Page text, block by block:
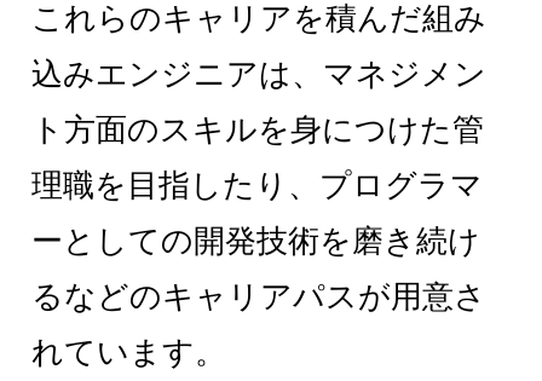
これらのキャリアを積んだ組み
込みエンジニアは、マネジメン
ト方面のスキルを身につけた管
理職を目指したり、プログラマ
ーとしての開発技術を磨き続け
るなどのキャリアパスが用意さ
れています。